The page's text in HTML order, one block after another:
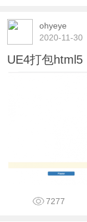
ohyeye
2020-11-30
UE4打包html5
7277